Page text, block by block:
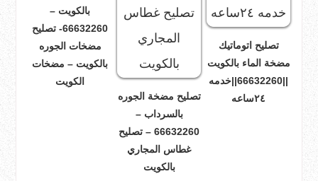
تصليح اتوماتيك
مضخة الماء بالكويت
||66632260||خدمه
٢٤ساعه
تصليح مضخة الجوره
بالسرداب –
66632260 – تصليح
غطاس المجاري
بالكويت
بالكويت –
66632260- تصليح
مضخات الجوره
بالكويت – مضخات
الكويت